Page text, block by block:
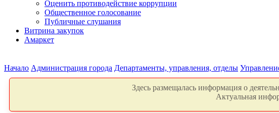
Оценить противодействие коррупции
Общественное голосование
Публичные слушания
Витрина закупок
Амаркет
Начало Администрация города Департаменты, управления, отделы
Здесь размещалась информация о
Актуальная